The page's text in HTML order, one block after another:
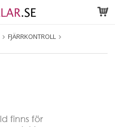
FJÄRRKONTROLL